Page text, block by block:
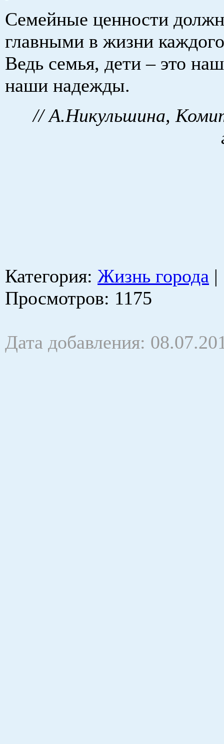
Семейные ценности
главными в жизни
Ведь семья, дети – это
наши надежды.
// А.Никульшина,
Категория: Жизнь города |
Просмотров: 1175
Дата добавления: